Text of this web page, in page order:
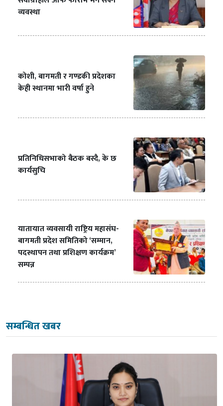
व्यवस्था
कोशी, बागमती र गण्डकी प्रदेशका
केही स्थानमा भारी वर्षा हुने
प्रतिनिधिसभाको बैठक बस्दै, के छ
कार्यसुचि
यातायात व्यवसायी राष्ट्रिय महासंघ-
बागमती प्रदेश समितिको ‘सम्मान,
पदस्थापन तथा प्रशिक्षण कार्यक्रम’
सम्पन्न
सम्बन्धित खबर